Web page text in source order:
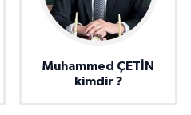
Muhammed ÇETİN
kimdir ?